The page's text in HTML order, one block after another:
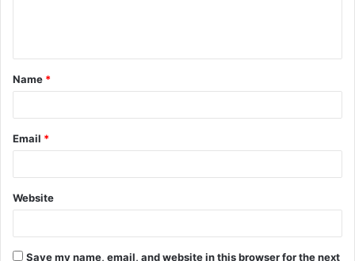
Name *
Email *
Website
Save my name, email, and website in this browser for the next